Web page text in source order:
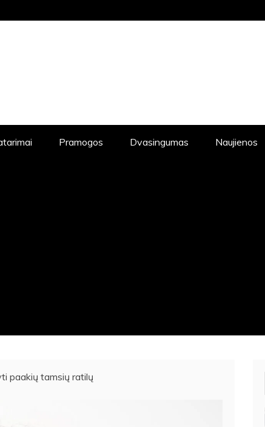
POPULIARIAUSIOS NAUJIENOS
Pramogos Dvasingumas Naujienos
paakių tamsių ratilų